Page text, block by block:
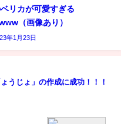
リカが可愛すぎる
（画像あり）
年1月23日
うじょ」の作成に成功！！！